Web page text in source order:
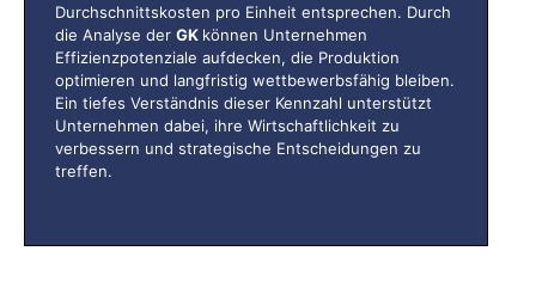
Durchschnittskosten pro Einheit entsprechen. Durch
die Analyse der GK können Unternehmen
Effizienzpotenziale aufdecken, die Produktion
optimieren und langfristig wettbewerbsfähig bleiben.
Ein tiefes Verständnis dieser Kennzahl unterstützt
Unternehmen dabei, ihre Wirtschaftlichkeit zu
verbessern und strategische Entscheidungen zu
treffen.